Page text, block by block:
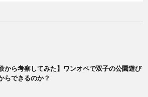
から考察してみた】ワンオペで双子の公園遊び
らできるのか？